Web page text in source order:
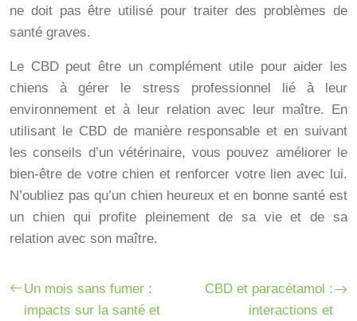
ne doit pas être utilisé pour traiter des problèmes de
santé graves.
Le CBD peut être un complément utile pour aider les
chiens à gérer le stress professionnel lié à leur
environnement et à leur relation avec leur maître. En
utilisant le CBD de manière responsable et en suivant
les conseils d’un vétérinaire, vous pouvez améliorer le
bien-être de votre chien et renforcer votre lien avec lui.
N’oubliez pas qu’un chien heureux et en bonne santé est
un chien qui profite pleinement de sa vie et de sa
relation avec son maître.
Un mois sans fumer :
impacts sur la santé et
CBD et paracétamol :
interactions et